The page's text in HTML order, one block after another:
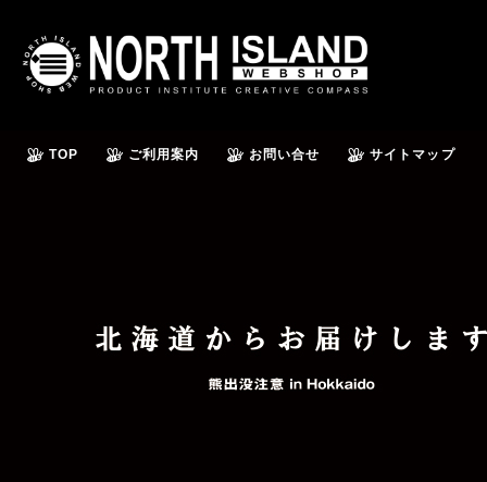
TOP ご利用案内 お問い合せ サイトマップ